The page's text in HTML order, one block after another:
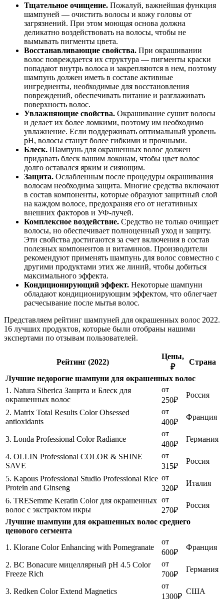
Тщательное очищение. Пожалуй, важнейшая функция
шампуней — очистить волосы и кожу головы от
загрязнений. При этом моющая основа должна
деликатно воздействовать на волосы, чтобы не
вымывать пигменты цвета.
Восстанавливающие свойства. При окрашивании
волос повреждается их структура — пигменты краски
попадают внутрь волоса и закрепляются в нем, поэтому
шампунь должен иметь в составе активные
ингредиенты, необходимые для восстановления
повреждений, обеспечивать питание и разглаживать
поверхность волос.
Увлажняющие свойства. Окрашивание сушит волосы
и делает их более ломкими, поэтому им необходимо
увлажнение. Если поддерживать оптимальный уровень
рН, волосы станут более гибкими и прочными.
Блеск. Шампунь для окрашенных волос должен
придавать блеск вашим локонам, чтобы цвет волос
долго оставался ярким и сияющим.
Защита. Ослабленным после процедуры окрашивания
волосам необходима защита. Многие средства включают
в состав компоненты, которые образуют защитный слой
на каждом волосе, предохраняя его от негативных
внешних факторов и УФ-лучей.
Комплексное воздействие. Средство не только очищает
волосы, но обеспечивает полноценный уход и защиту.
Эти свойства достигаются за счет включения в состав
полезных компонентов и витаминов. Производители
рекомендуют применять шампунь для волос совместно с
другими продуктами этих же линий, чтобы добиться
максимального эффекта.
Кондиционирующий эффект. Некоторые шампуни
обладают кондиционирующим эффектом, что облегчает
расчесывание после мытья волос.
Представляем рейтинг шампуней для окрашенных волос 2022.
16 лучших продуктов, которые были отобраны нашими
экспертами по отзывам пользователей.
Рейтинг (2022)
Цены,
₽
Страна
Лучшие недорогие шампуни для окрашенных волос
1. Natura Siberica Защита и Блеск для
окрашенных волос
от
250₽
Россия
2. Matrix Total Results Color Obsessed
antioxidants
от
400₽
Франция
3. Londa Professional Color Radiance
от
480₽
Германия
4. OLLIN Professional COLOR & SHINE
SAVE
от
315₽
Россия
5. Kapous Professional Studio Professional Rice
Protein and Ginseng
от
320₽
Италия
6. TRESemme Keratin Color для окрашенных
волос с экстрактом икры
от
270₽
Россия
Лучшие шампуни для окрашенных волос среднего
ценового сегмента
1. Klorane Color Enhancing with Pomegranate
от
600₽
Франция
2. BC Bonacure мицеллярный pH 4.5 Color
Freeze Rich
от
700₽
Германия
3. Redken Color Extend Magnetics
от
1300₽
США